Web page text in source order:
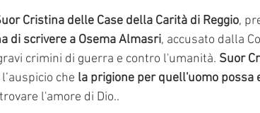
Cristina delle Case della Carità di Reggio,
di scrivere a Osema Almasri, accusato dalla
crimini di guerra e contro l'umanità. Suor
che la prigione per quell'uomo possa
l'amore di Dio..